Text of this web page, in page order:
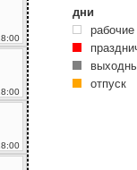
дни
отпуск